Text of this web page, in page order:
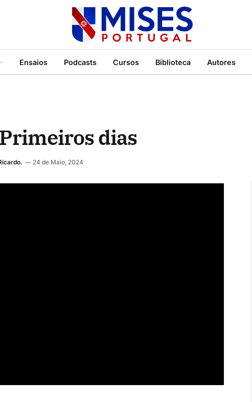
Ensaios Podcasts Cursos Biblioteca Autores
dias
24 de Maio, 2024